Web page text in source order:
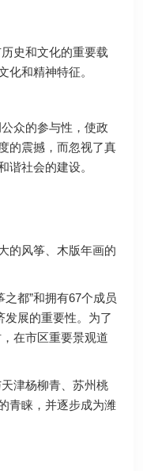
史和文化的重要载
和精神特征。
众的参与性，使政
的震撼，而忽视了真
社会的建设。
的风筝、木版年画的
都”和拥有67个成员
发展的重要性。为了
在市区重要景观道
津杨柳青、苏州桃
青睐，并逐步成为潍